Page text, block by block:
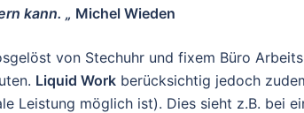
kann. „ Michel Wieden
von Stechuhr und fixem Büro
Liquid Work berücksichtig jedoch
Leistung möglich ist). Dies sieht z.B. bei